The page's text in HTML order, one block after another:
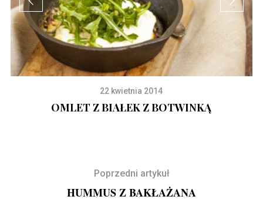
22 kwietnia 2014
OMLET Z BIAŁEK Z BOTWINKĄ
Poprzedni artykuł
HUMMUS Z BAKŁAŻANA